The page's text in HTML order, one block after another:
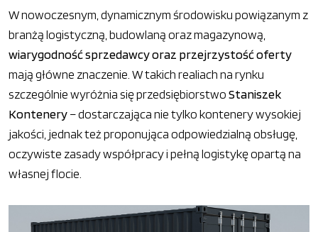
W nowoczesnym, dynamicznym środowisku powiązanym z
branżą logistyczną, budowlaną oraz magazynową,
wiarygodność sprzedawcy oraz przejrzystość oferty
mają główne znaczenie. W takich realiach na rynku
szczególnie wyróżnia się przedsiębiorstwoStaniszek
Kontenery– dostarczająca nie tylko kontenery wysokiej
jakości, jednak też proponująca odpowiedzialną obsługę,
oczywiste zasady współpracy i pełną logistykę opartą na
własnej flocie.